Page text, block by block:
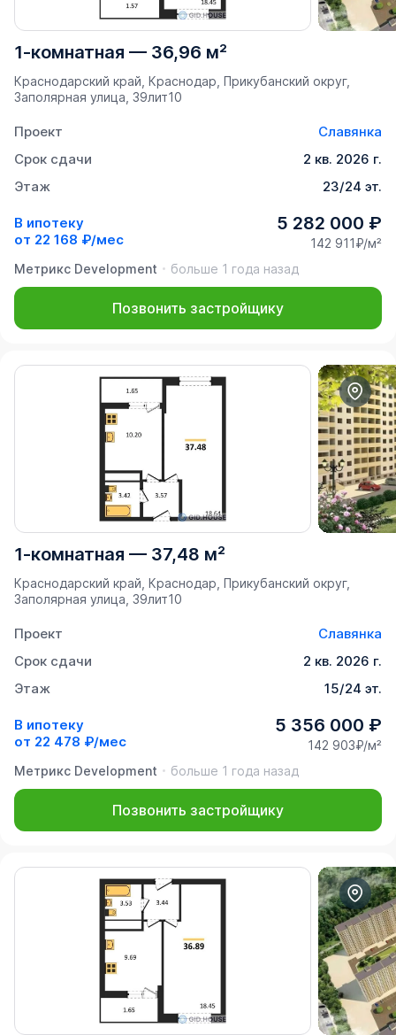
1-комнатная — 36,96 м²
Краснодарский край, Краснодар, Прикубанский округ,
Заполярная улица, 39лит10
Проект
Славянка
Срок сдачи
2 кв. 2026 г.
Этаж
23/24 эт.
В ипотеку
от 22 168 ₽/мес
5 282 000 ₽
142 911₽/м²
Метрикс Development
больше 1 года назад
Позвонить застройщику
1-комнатная — 37,48 м²
Краснодарский край, Краснодар, Прикубанский округ,
Заполярная улица, 39лит10
Проект
Славянка
Срок сдачи
2 кв. 2026 г.
Этаж
15/24 эт.
В ипотеку
от 22 478 ₽/мес
5 356 000 ₽
142 903₽/м²
Метрикс Development
больше 1 года назад
Позвонить застройщику